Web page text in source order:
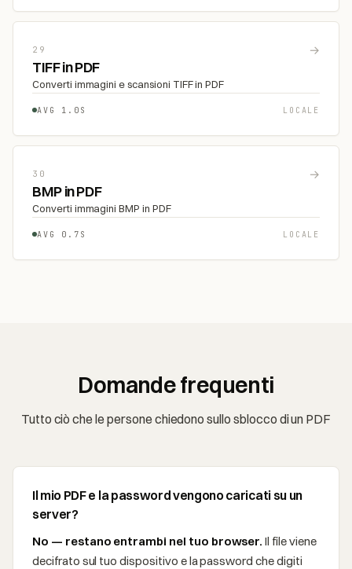
29 →
TIFF in PDF
Converti immagini e scansioni TIFF in PDF
AVG 1.0S LOCALE
30 →
BMP in PDF
Converti immagini BMP in PDF
AVG 0.7S LOCALE
Domande frequenti
Tutto ciò che le persone chiedono sullo sblocco di un PDF
Il mio PDF e la password vengono caricati su un
server?
No — restano entrambi nel tuo browser. Il file viene
decifrato sul tuo dispositivo e la password che digiti